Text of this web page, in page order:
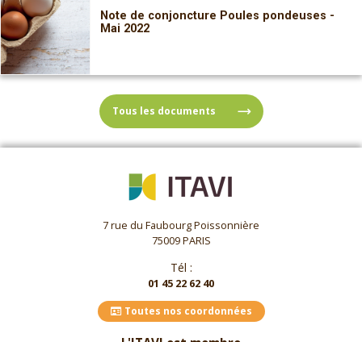
Note de conjoncture Poules pondeuses -
Mai 2022
Tous les documents
7 rue du Faubourg Poissonnière
75009 PARIS
Tél :
01 45 22 62 40
Toutes nos coordonnées